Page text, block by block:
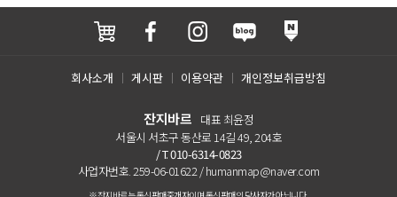
회사소개 게시판 이용약관 개인정보취급방침
잔지바르 대표 최윤정
서울시 서초구 동산로 14길 49, 204호
/ T. 010-6314-0823
사업자번호. 259-06-01622 / humanmap@naver.com